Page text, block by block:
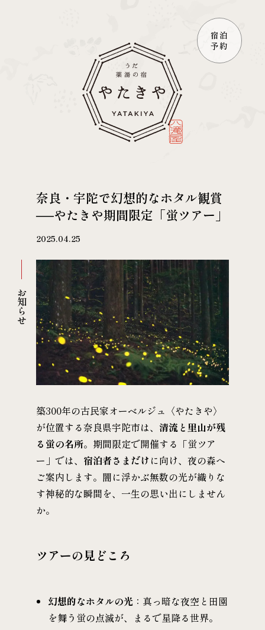
宿泊
予約
奈良・宇陀で幻想的なホタル観賞
──やたきや期間限定「蛍ツアー」
2025.04.25
お知らせ
築300年の古民家オーベルジュ〈やたきや〉
が位置する奈良県宇陀市は、 清流と里山が残
る蛍の名所。期間限定で開催する「蛍ツア
ー」では、 宿泊者さまだけ に向け、夜の森へ
ご案内します。闇に浮かぶ無数の光が織りな
す神秘的な瞬間を、一生の思い出にしません
か。
ツアーの見どころ
幻想的なホタルの光：真っ暗な夜空と田園
を舞う蛍の点滅が、まるで星降る世界。